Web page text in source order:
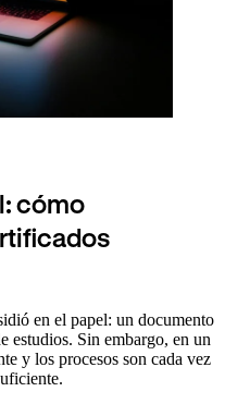
cómo
en el papel: un documento
estudios. Sin embargo, en un
y los procesos son cada vez